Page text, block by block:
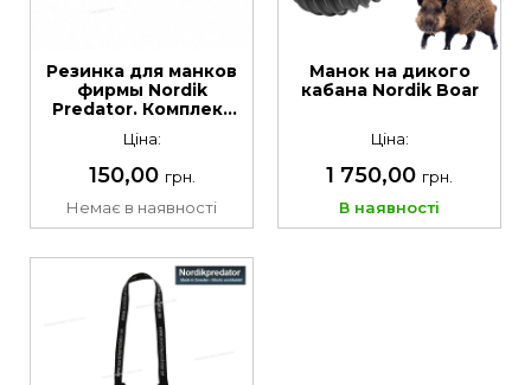
Резинка для манков
фирмы Nordik
Predator. Комплект
из 2 шт
Ціна:
150,00 грн.
Немає в наявності
Манок на дикого
кабана Nordik Boar
Ціна:
1 750,00 грн.
В наявності